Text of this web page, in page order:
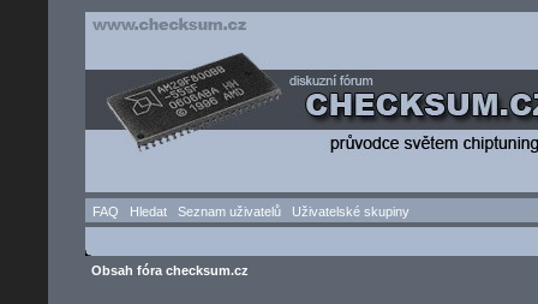
FAQ Hledat Seznam uživatelů Uživatelské skupiny
Obsah fóra checksum.cz